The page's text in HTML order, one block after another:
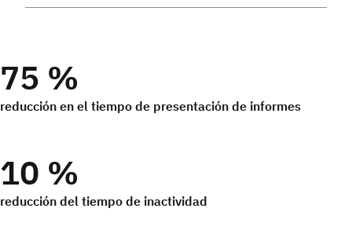
75 %
reducción en el tiempo de presentación de informes
10 %
reducción del tiempo de inactividad